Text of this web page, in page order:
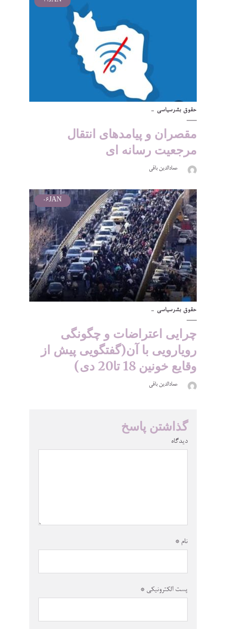
حقوق بشرسیاسی
مقصران و پیامدهای انتقال
مرجعیت رسانه ای
عمادالدین باقی
JAN
06
حقوق بشرسیاسی
چرایی اعتراضات و چگونگی
رویارویی با آن(گفتگویی پیش از
وقایع خونین 18 تا20 دی)
عمادالدین باقی
گذاشتن پاسخ
دیدگاه
نام *
پست الکترونیکی *